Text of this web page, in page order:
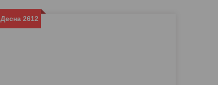
2612